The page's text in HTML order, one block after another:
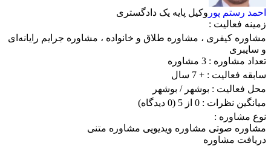
احمد رستم پور وکیل پایه یک دادگستری
زمینه فعالیت :
مشاوره کیفری ، مشاوره طلاق و خانواده ، مشاوره جرایم رایانه‌ای
و سایبری
تعداد مشاوره : 3 مشاوره
سابقه فعالیت : + 7 سال
محل فعالیت : بوشهر/ بوشهر
میانگین نظرات : 0 از 5
(0 دیدگاه)
نوع مشاوره :
مشاوره صوتی مشاوره ویدیویی مشاوره متنی
دریافت مشاوره